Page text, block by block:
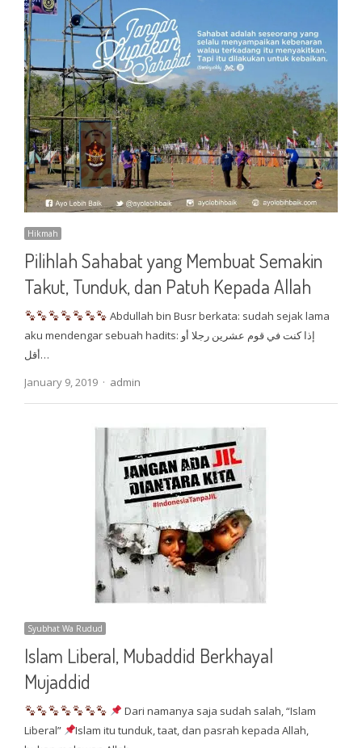
Hikmah
Pilihlah Sahabat yang Membuat Semakin
Takut, Tunduk, dan Patuh Kepada Allah
Abdullah bin Busr berkata: sudah sejak lama
aku mendengar sebuah hadits: إذا كنت في قوم عشرين رجلا أو
أقل…
January 9, 2019
Author
admin
Syubhat Wa Rudud
Islam Liberal, Mubaddid Berkhayal
Mujaddid
Dari namanya saja sudah salah, “Islam
Liberal”
Islam itu tunduk, taat, dan pasrah kepada Allah,